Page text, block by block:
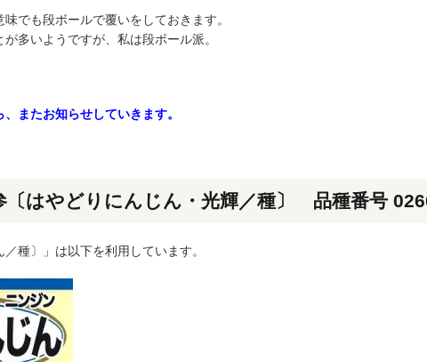
でも段ボールで覆いをしておきます。
多いようですが、私は段ボール派。
またお知らせしていきます。
はやどりにんじん・光輝／種〕 品種番号
種〕」は以下を利用しています。